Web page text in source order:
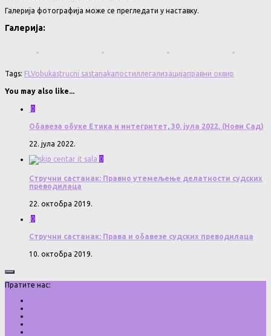
Галерија фотографија може се прегледати у наставку.
Галерија:
Tags: FLVobukastrucni sastanakапостиллегализацијаправни оквир
You may also like...
0
Обавеза обуке Етика и интегритет, 30. јула 2022. (Нови Сад)
22. јула 2022.
0
Стручни састанак: Правно утемељење делатности судских
преводилаца
22. октобра 2019.
0
Стручни састанак: Права и обавезе судских преводилаца
10. октобра 2019.
Пратите нас: